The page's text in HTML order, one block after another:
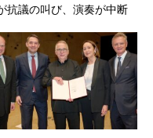
抗議の叫び、演奏が中断